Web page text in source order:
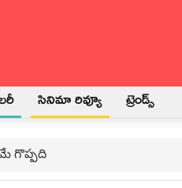
సినిమా రివ్యూ ట్రెండ్స్
గొప్పది